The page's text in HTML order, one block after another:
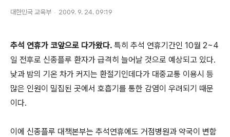
대한민국 교육부 2009. 9. 24. 09:19
추석 연휴가 코앞으로 다가왔다. 특히 추석 연휴기간인 10월 2~4
일 전후로 신종플루 환자가 급격히 늘어날 것으로 예상되고 있다.
낮과 밤의 기온 차가 커지는 환절기인데다가 대중교통 이용시 등
많은 인원이 밀집된 곳에서 호흡기를 통한 감염이 우려되기 때문
이다.
이에 신종플루 대책본부는 추석연휴에도 거점병원과 약국이 변함